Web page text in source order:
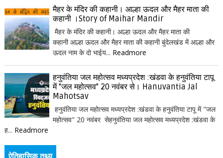
मैहर के मंदिर की कहानी। आल्हा ऊदल और मैहर माता की
कहानी ।Story of Maihar Mandir
मैहर के मंदिर की कहानी। आल्हा ऊदल और मैहर माता की
कहानी आल्हा ऊदल और मैहर माता की कहानी बुंदेलखंड में आल्हा और
ऊदल नाम के दो भाईय... Readmore
हनुवंतिया जल महोत्सव मध्यप्रदेश :खंडवा के हनुवंतिया टापू
में "जल महोत्सव" 20 नवंबर से। Hanuvantia Jal
Mahotsav
हनुवंतिया जल महोत्सव मध्यप्रदेश :खंडवा के हनुवंतिया टापू में "जल
महोत्सव" 20 नवंबर सेहनुवंतिया जल महोत्सव मध्यप्रदेश :खंडवा के
ह... Readmore